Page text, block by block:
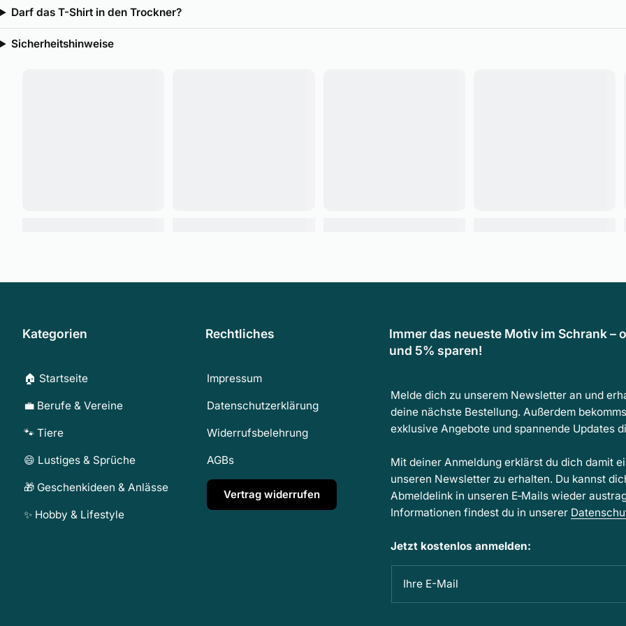
Darf das T-Shirt in den Trockner?
Sicherheitshinweise
Kategorien
🏠 Startseite
💼 Berufe & Vereine
🐾 Tiere
😄 Lustiges & Sprüche
🎁 Geschenkideen & Anlässe
✨ Hobby & Lifestyle
Rechtliches
Impressum
Datenschutzerklärung
Widerrufsbelehrung
AGBs
Vertrag widerrufen
Immer das neueste Motiv im Schrank –
und 5% sparen!
Melde dich zu unserem Newsletter an und
deine nächste Bestellung. Außerdem
exklusive Angebote und spannende Updates
Mit deiner Anmeldung erklärst du dich damit
unseren Newsletter zu erhalten. Du kannst
Abmeldelink in unseren E‑Mails wieder
Informationen findest du in unserer
Jetzt kostenlos anmelden:
Ihre E-Mail